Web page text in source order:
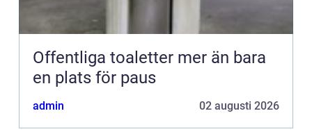
Offentliga toaletter mer än bara
en plats för paus
admin 02 augusti 2026